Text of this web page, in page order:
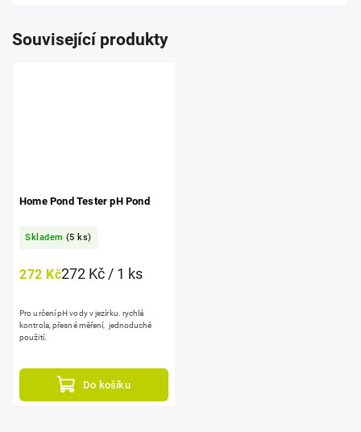
Související produkty
Home Pond Tester pH Pond
Skladem (5 ks)
272 Kč272 Kč / 1 ks
Do košíku
Pro určení pH vody v jezírku. rychlá
kontrola, přesné měření, jednoduché
použití.